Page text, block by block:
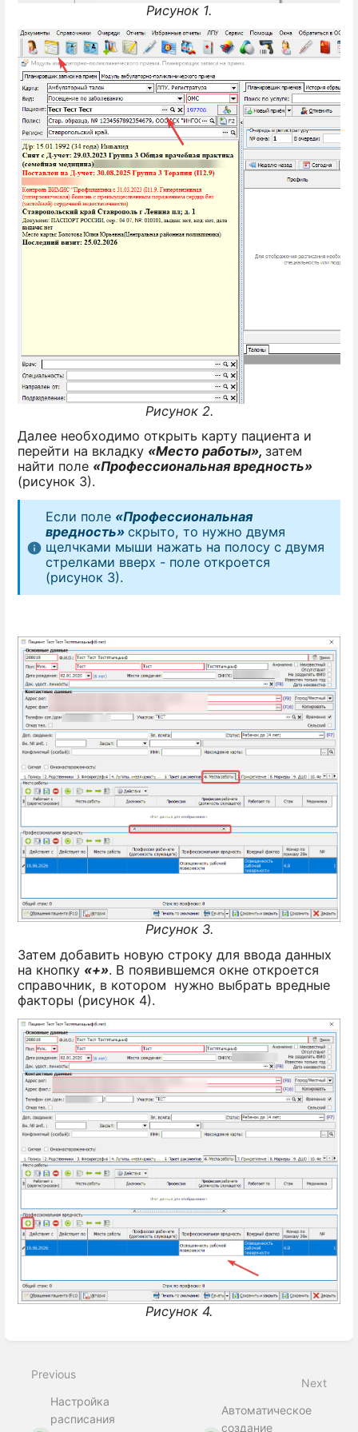
Рисунок 1.
Рисунок 2.
Далее необходимо открыть карту пациента и
перейти на вкладку «Место работы», затем
найти поле «Профессиональная вредность»
(рисунок 3).
Если поле «Профессиональная
вредность» скрыто, то нужно двумя
щелчками мыши нажать на полосу с двумя
стрелками вверх - поле откроется
(рисунок 3).
Рисунок 3.
Затем добавить новую строку для ввода данных
на кнопку «+». В появившемся окне откроется
справочник, в котором нужно выбрать вредные
факторы (рисунок 4).
Рисунок 4.
mode
Previous
Настройка
расписания
Next
Автоматическое
создание